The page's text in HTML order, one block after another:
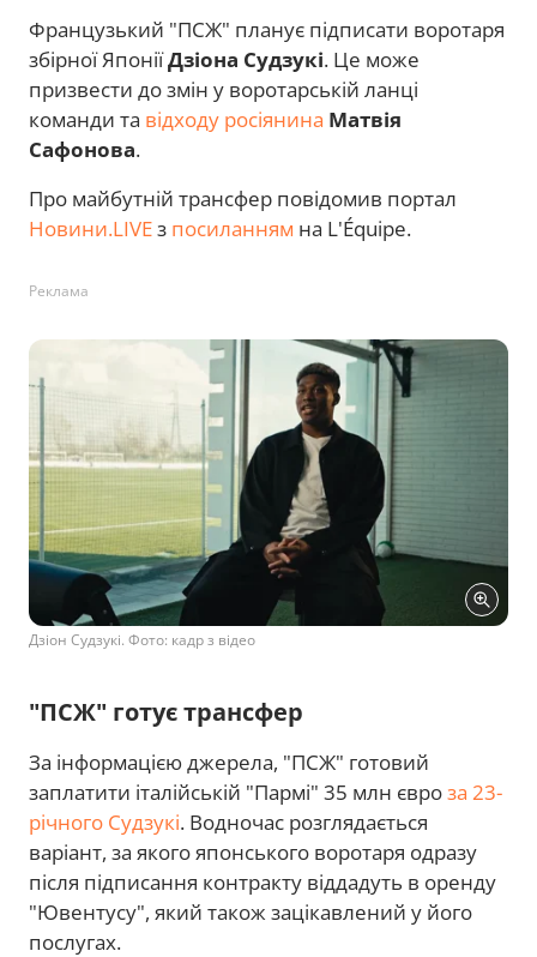
Французький "ПСЖ" планує підписати воротаря
збірної ЯпоніїДзіона Судзукі. Це може
призвести до змін у воротарській ланці
команди та відходу росіянина Матвія
Сафонова.
Про майбутній трансфер повідомив портал
Новини.LIVEз посиланням на L'Équipe.
Реклама
Дзіон Судзукі. Фото: кадр з відео
"ПСЖ" готує трансфер
За інформацією джерела, "ПСЖ" готовий
заплатити італійській "Пармі" 35 млн євроза 23-
річного Судзукі. Водночас розглядається
варіант, за якого японського воротаря одразу
після підписання контракту віддадуть в оренду
"Ювентусу", який також зацікавлений у його
послугах.